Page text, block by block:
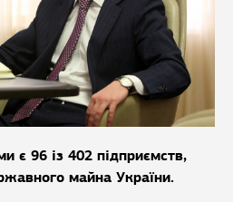
є 96 із 402 підприємств,
майна України.